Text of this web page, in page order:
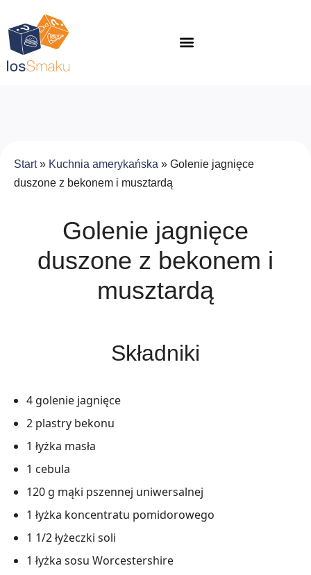
Start» Kuchnia amerykańska » Golenie jagnięce
duszone z bekonem i musztardą
Golenie jagnięce
duszone z bekonem i
musztardą
Składniki
4 golenie jagnięce
2 plastry bekonu
1 łyżka masła
1 cebula
120 g mąki pszennej uniwersalnej
1 łyżka koncentratu pomidorowego
1 1/2 łyżeczki soli
1 łyżka sosu Worcestershire